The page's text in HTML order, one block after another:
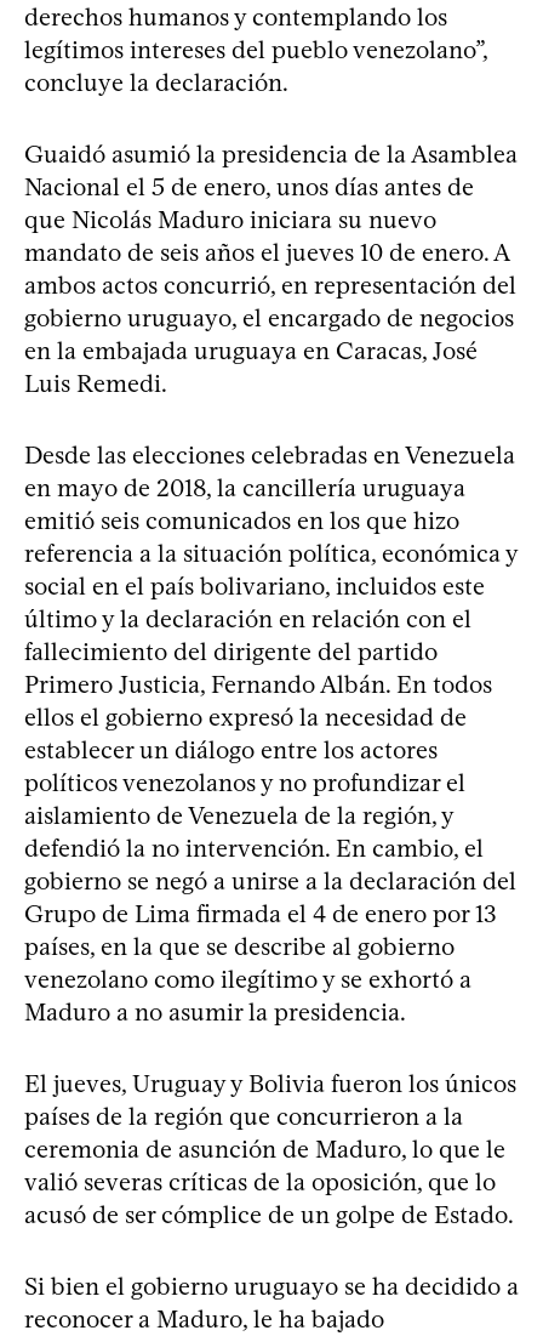
derechos humanos y contemplando los
legítimos intereses del pueblo venezolano”,
concluye la declaración.
Guaidó asumió la presidencia de la Asamblea
Nacional el 5 de enero, unos días antes de
que Nicolás Maduro iniciara su nuevo
mandato de seis años el jueves 10 de enero. A
ambos actos concurrió, en representación del
gobierno uruguayo, el encargado de negocios
en la embajada uruguaya en Caracas, José
Luis Remedi.
Desde las elecciones celebradas en Venezuela
en mayo de 2018, la cancillería uruguaya
emitió seis comunicados en los que hizo
referencia a la situación política, económica y
social en el país bolivariano, incluidos este
último y la declaración en relación con el
fallecimiento del dirigente del partido
Primero Justicia, Fernando Albán. En todos
ellos el gobierno expresó la necesidad de
establecer un diálogo entre los actores
políticos venezolanos y no profundizar el
aislamiento de Venezuela de la región, y
defendió la no intervención. En cambio, el
gobierno se negó a unirse a la declaración del
Grupo de Lima firmada el 4 de enero por 13
países, en la que se describe al gobierno
venezolano como ilegítimo y se exhortó a
Maduro a no asumir la presidencia.
El jueves, Uruguay y Bolivia fueron los únicos
países de la región que concurrieron a la
ceremonia de asunción de Maduro, lo que le
valió severas críticas de la oposición, que lo
acusó de ser cómplice de un golpe de Estado.
Si bien el gobierno uruguayo se ha decidido a
reconocer a Maduro, le ha bajado